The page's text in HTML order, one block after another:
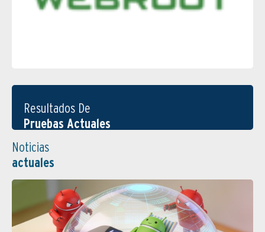
Resultados De
Pruebas Actuales
Noticias
actuales